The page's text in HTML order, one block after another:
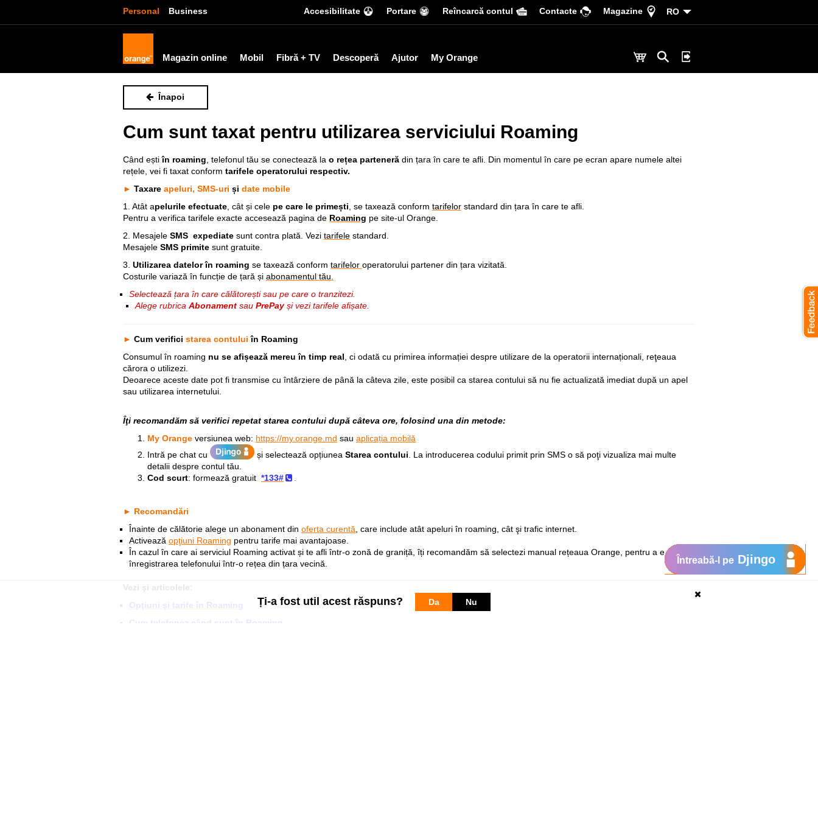
Personal Business Accesibilitate Portare Reîncarcă contul Сontacte Magazine RO
Magazin online Mobil Fibră + TV Descoperă Ajutor My Orange
Înapoi
Cum sunt taxat pentru utilizarea serviciului Roaming
Când eștiîn roaming , telefonul tău se conectează la o rețea parteneră din țara în care te afli. Din momentul în care pe ecran apare numele altei
rețele, vei fi taxat conform tarifele operatorului respectiv.
► Taxare apeluri, SMS-uri și date mobile
1. Atât apelurile efectuate , cât și cele pe care le primești , se taxează conform tarifelor standard din țara în care te afli.
Pentru a verifica tarifele exacte accesează pagina de Roaming pe site-ul Orange.
2. Mesajele SMS expediate sunt contra plată. Vezi tarifele standard.
Mesajele SMS primite sunt gratuite.
3. Utilizarea datelor în roaming se taxează conform tarifelor operatorului partener din țara vizitată.
Costurile variază în funcție de țară și abonamentul tău.
Selectează țara în care călătorești sau pe care o tranzitezi.
Alege rubrica Abonament sau PrePayși vezi tarifele afișate.
► Cum verifici starea contului în Roaming
Consumul în roaming nu se afișează mereu în timp real , ci odată cu primirea informației despre utilizare de la operatorii internaționali, reţeaua
cărora o utilizezi.
Deoarece aceste date pot fi transmise cu întârziere de până la câteva zile, este posibil ca starea contului să nu fie actualizată imediat după un apel
sau utilizarea internetului.
Îţi recomandăm să verifici repetat starea contului după câteva ore, folosind una din metode:
My Orange versiunea web: https://my.orange.md sau aplicația mobilă
Intră pe chat cu
și selectează opțiunea Starea contului . La introducerea codului primit prin SMS o să poţi vizualiza mai multe
detalii despre contul tău.
Cod scurt: formează gratuit *133#
► Recomandări
Înainte de călătorie alege un abonament din oferta curentă , care include atât apeluri în roaming, cât şi trafic internet.
Activează opţiuni Roaming pentru tarife mai avantajoase.
În cazul în care ai serviciul Roaming activat și te afli într-o zonă de graniță, îți recomandăm să selectezi manual rețeaua Orange, pentru a evita
înregistrarea telefonului într-o rețea din țara vecină.
Vezi şi articolele:
Opţiuni şi tarife în Roaming
Cum telefonez când sunt în Roaming
Ți-a fost util acest răspuns? Da Nu
Întreabă-l pe Djingo